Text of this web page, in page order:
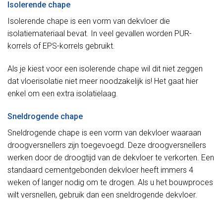
Isolerende chape
Isolerende chape is een vorm van dekvloer die
isolatiemateriaal bevat. In veel gevallen worden PUR-
korrels of EPS-korrels gebruikt.
Als je kiest voor een isolerende chape wil dit niet zeggen
dat vloerisolatie niet meer noodzakelijk is! Het gaat hier
enkel om een extra isolatielaag.
Sneldrogende chape
Sneldrogende chape is een vorm van dekvloer waaraan
droogversnellers zijn toegevoegd. Deze droogversnellers
werken door de droogtijd van de dekvloer te verkorten. Een
standaard cementgebonden dekvloer heeft immers 4
weken of langer nodig om te drogen. Als u het bouwproces
wilt versnellen, gebruik dan een sneldrogende dekvloer.